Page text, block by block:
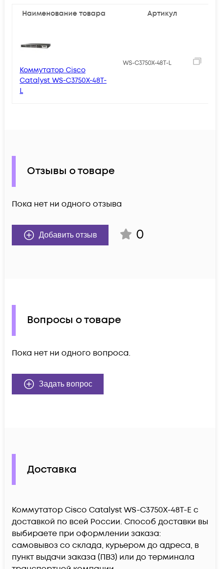
Наименование товара Артикул
Коммутатор Cisco
Catalyst WS-C3750X-48T-
L
WS-C3750X-48T-L
Отзывы о товаре
Пока нет ни одного отзыва
Добавить отзыв 0
Вопросы о товаре
Пока нет ни одного вопроса.
Задать вопрос
Доставка
Коммутатор Cisco Catalyst WS-C3750X-48T-E c
доставкой по всей России. Способ доставки вы
выбираете при оформлении заказа:
самовывоз со склада, курьером до адреса, в
пункт выдачи заказа (ПВЗ) или до терминала